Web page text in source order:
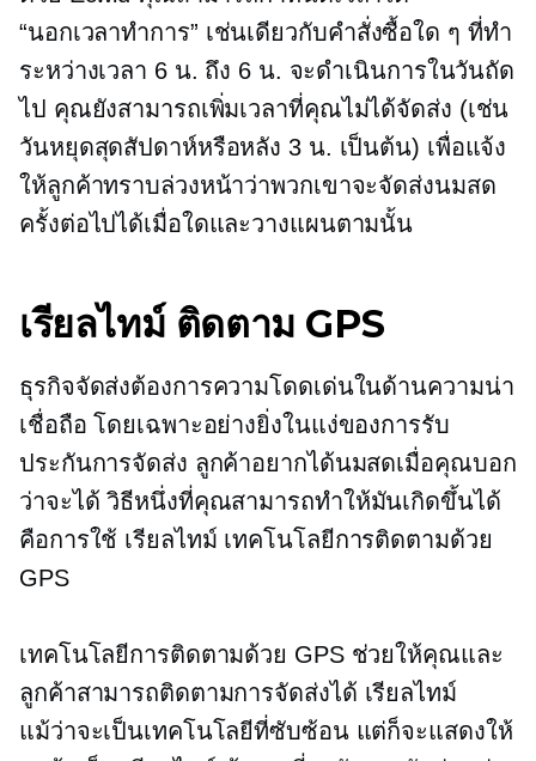
“นอกเวลาทำการ” เช่นเดียวกับคำสั่งซื้อใด ๆ ที่ทำ
ระหว่างเวลา 6 น. ถึง 6 น. จะดำเนินการในวันถัด
ไป คุณยังสามารถเพิ่มเวลาที่คุณไม่ได้จัดส่ง (เช่น
วันหยุดสุดสัปดาห์หรือหลัง 3 น. เป็นต้น) เพื่อแจ้ง
ให้ลูกค้าทราบล่วงหน้าว่าพวกเขาจะจัดส่งนมสด
ครั้งต่อไปได้เมื่อใดและวางแผนตามนั้น
เรียลไทม์ ติดตาม GPS
ธุรกิจจัดส่งต้องการความโดดเด่นในด้านความน่า
เชื่อถือ โดยเฉพาะอย่างยิ่งในแง่ของการรับ
ประกันการจัดส่ง ลูกค้าอยากได้นมสดเมื่อคุณบอก
ว่าจะได้ วิธีหนึ่งที่คุณสามารถทำให้มันเกิดขึ้นได้
คือการใช้ เรียลไทม์ เทคโนโลยีการติดตามด้วย
GPS
เทคโนโลยีการติดตามด้วย GPS ช่วยให้คุณและ
ลูกค้าสามารถติดตามการจัดส่งได้ เรียลไทม์
แม้ว่าจะเป็นเทคโนโลยีที่ซับซ้อน แต่ก็จะแสดงให้